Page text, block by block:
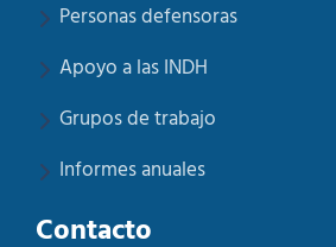
Personas defensoras
Apoyo a las INDH
Grupos de trabajo
Informes anuales
Contacto